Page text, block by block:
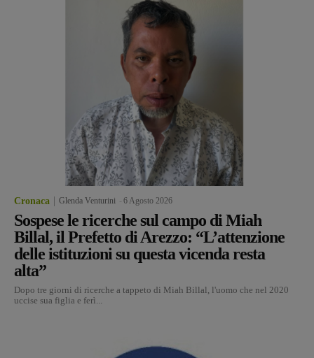
Cronaca Glenda Venturini 6 Agosto 2026
Sospese le ricerche sul campo di Miah
Billal, il Prefetto di Arezzo: “L’attenzione
delle istituzioni su questa vicenda resta
alta”
Dopo tre giorni di ricerche a tappeto di Miah Billal, l'uomo che nel 2020
uccise sua figlia e ferì...